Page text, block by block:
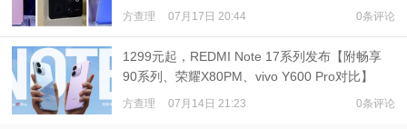
推公平内存机制
方查理 07月17日 20:44 0条评论
1299元起，REDMI Note 17系列发布【附畅享
90系列、荣耀X80PM、vivo Y600 Pro对比】
方查理 07月14日 21:23 0条评论